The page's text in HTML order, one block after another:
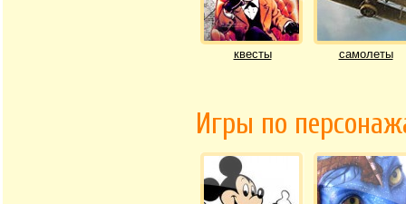
квесты самолеты
Игры по